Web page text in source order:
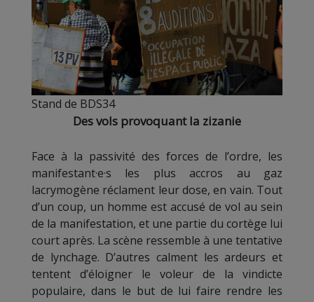
Stand de BDS34
Des vols provoquant la zizanie
Face à la passivité des forces de l’ordre, les
manifestant·e·s les plus accros au gaz
lacrymogène réclament leur dose, en vain. Tout
d’un coup, un homme est accusé de vol au sein
de la manifestation, et une partie du cortège lui
court après. La scène ressemble à une tentative
de lynchage. D’autres calment les ardeurs et
tentent d’éloigner le voleur de la vindicte
populaire, dans le but de lui faire rendre les